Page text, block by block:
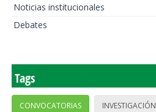
Noticias institucionales
Debates
Tags
CONVOCATORIAS INVESTIGACIÓN